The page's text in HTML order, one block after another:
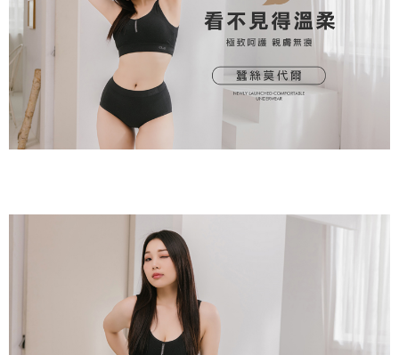
請求用戶進行身份認證。
５．嚴禁一人註冊多個帳號或使用他人資訊註冊。若發現惡意使用之情形，
恩沛科技股份有限公司將有權停止該用戶之使用額度並採取法律行動。
7-11取貨(快速到店)
每筆NT$90
宅配/離島不配送
每筆NT$80，滿NT$890(含以上)免運費
黑貓貨到付款